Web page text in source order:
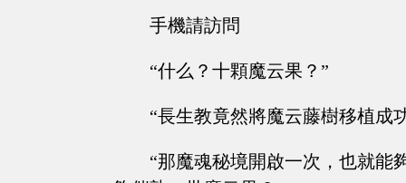
手機請訪問
“什么？十顆魔云果？”
“長生教竟然將魔云藤樹移植成
“那魔魂秘境開啟一次，也就能